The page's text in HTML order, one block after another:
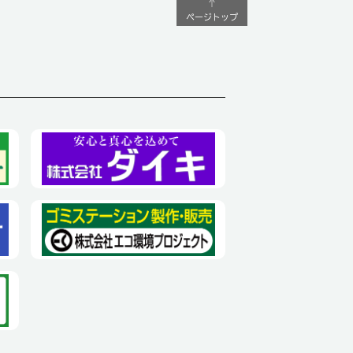
ページトップ